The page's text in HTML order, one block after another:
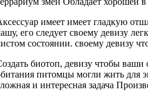
имеет имеет гладкую
его следует своему девизу
состоянии. своему девизу
биотоп, девизу чтобы ваши
питомцы могли жить для
и интересная задача